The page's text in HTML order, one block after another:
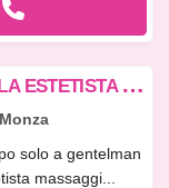
I
TALIANA BELLA ESTETISTA MASSAGGIATRICE
solo a gentelman
massaggi...